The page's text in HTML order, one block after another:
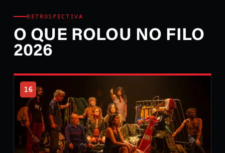
RETROSPECTIVA
O QUE ROLOU NO FILO
2026
16